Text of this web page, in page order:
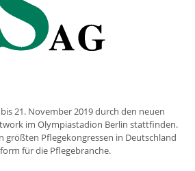
21. November 2019 durch den neuen
im Olympiastadion Berlin stattfinden.
größten Pflegekongressen in Deutschland
für die Pflegebranche.